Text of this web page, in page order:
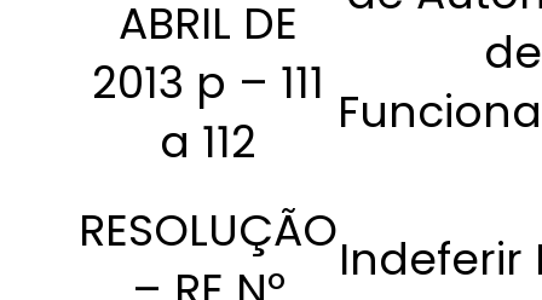
ABRIL DE
2013 p – 111
a 112
de
RESOLUÇÃOIndeferir